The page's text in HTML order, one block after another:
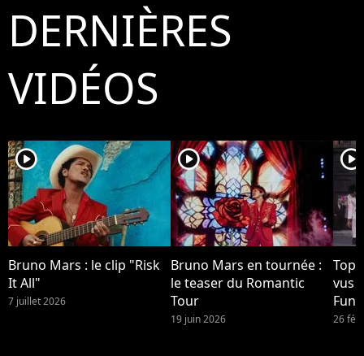
DERNIÈRES
VIDÉOS
player2
Bruno Mars : le clip "Risk
It All"
7 juillet 2026
player2
Bruno Mars en tournée :
le teaser du Romantic
Tour
19 juin 2026
player2
Top
vus
26